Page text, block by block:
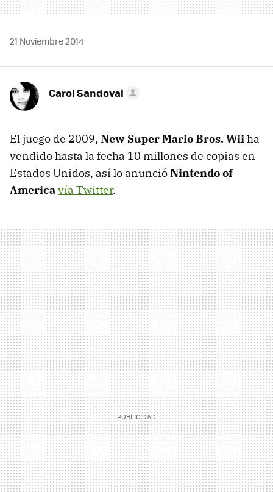
21 Noviembre 2014
Carol Sandoval
El juego de 2009, New Super Mario Bros. Wiiha
vendido hasta la fecha 10 millones de copias en
Estados Unidos, así lo anuncióNintendo of
Americavía Twitter.